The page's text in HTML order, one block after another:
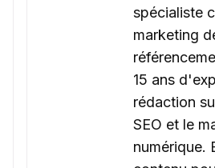
spécialiste
marketing
15 ans
rédaction
SEO et le
numérique.